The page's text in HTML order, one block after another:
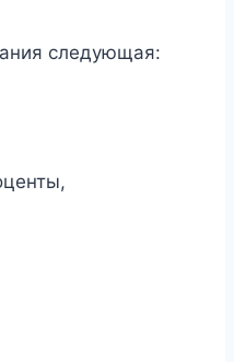
следующая: